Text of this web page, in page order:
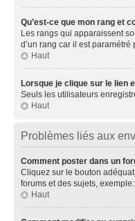
Qu’est-ce que mon rang et
Les rangs qui apparaissent
d’un rang car il est
Haut
Lorsque je clique sur le lien
Seuls les utilisateurs
Haut
Problèmes liés aux
Comment poster dans un
Cliquez sur le bouton
forums et des sujets,
Haut